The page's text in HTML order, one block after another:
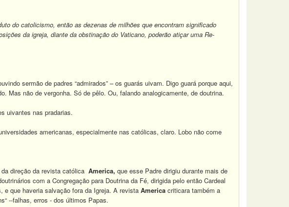
do catolicismo, então as dezenas de milhões que encontram significado
da igreja, diante da obstinação do Vaticano, poderão atiçar uma Re-
sermão de padres “admirados” – os guarás uivam. Digo guará porque aqui,
Mas não de vergonha. Só de pêlo. Ou, falando analogicamente, de doutrina.
uivantes nas pradarias.
americanas, especialmente nas católicas, claro. Lobo não come
direção da revista católica America, que esse Padre dirigiu durante mais de
com a Congregação para Doutrina da Fé, dirigida pelo então Cardeal
e que haveria salvação fora da Igreja. A revista America criticara também a
--falhas, erros - dos últimos Papas.